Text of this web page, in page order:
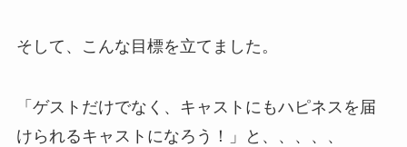
そして、こんな目標を立てました。
「ゲストだけでなく、キャストにもハピネスを届
けられるキャストになろう！」と、、、、、